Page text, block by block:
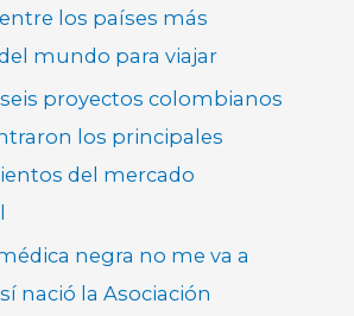
los países más
mundo para viajar
seis proyectos colombianos
los principales
del mercado
negra no me va a
nació la Asociación